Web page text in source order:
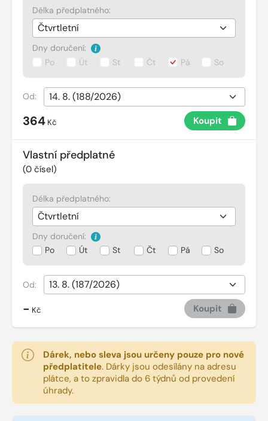
Délka předplatného:
Dny doručení:
Po
Út St Čt Pá So
Od:
364 Kč Koupit
Vlastní předplatné
(0 čísel)
Délka předplatného:
Dny doručení:
Po
Út St Čt Pá So
Od:
- Kč Koupit
Dárek, nebo sleva jsou určeny pouze pro nové
předplatitele. Dárky jsou odesílány na adresu
plátce, a to zpravidla do 6 týdnů od provedení
úhrady.